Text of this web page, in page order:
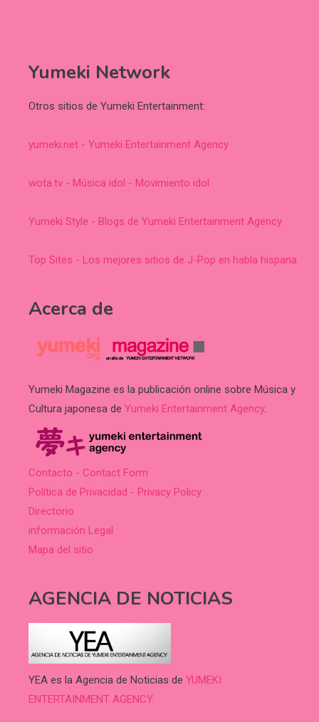
Yumeki Network
Otros sitios de Yumeki Entertainment:
yumeki.net - Yumeki Entertainment Agency
wota.tv - Música idol - Movimiento idol
Yumeki Style - Blogs de Yumeki Entertainment Agency
Top Sites - Los mejores sitios de J-Pop en habla hispana
Acerca de
Yumeki Magazine es la publicación online sobre Música y
Cultura japonesa de Yumeki Entertainment Agency.
Contacto - Contact Form
Política de Privacidad - Privacy Policy
Directorio
información Legal
Mapa del sitio
AGENCIA DE NOTICIAS
YEA es la Agencia de Noticias de YUMEKI
ENTERTAINMENT AGENCY.